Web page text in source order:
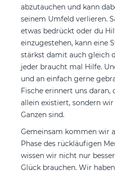
abzutauchen und kann
seinem Umfeld verlieren.
etwas bedrückt oder du
einzugestehen, kann eine
stärkst damit auch gleich
jeder braucht mal Hilfe.
und an einfach gerne
Fische erinnert uns daran,
allein existiert, sondern
Ganzen sind.
Gemeinsam kommen wir
Phase des rückläufigen
wissen wir nicht nur
Glück brauchen. Wir